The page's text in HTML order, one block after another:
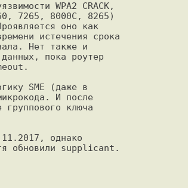
WPA2 CRACK,
7265, 8000C, 8265)
оно как
истечения срока
Нет также и
пока роутер
SME (даже в
И после
ключа
однако
обновили supplicant.